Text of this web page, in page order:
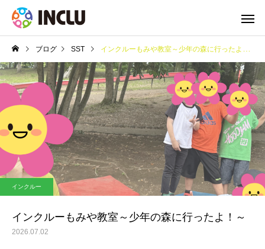
ブログ SST インクルーもみや教室～少年の森に行ったよ！～
インクルー
インクルーもみや教室～少年の森に行ったよ！～
2026.07.02